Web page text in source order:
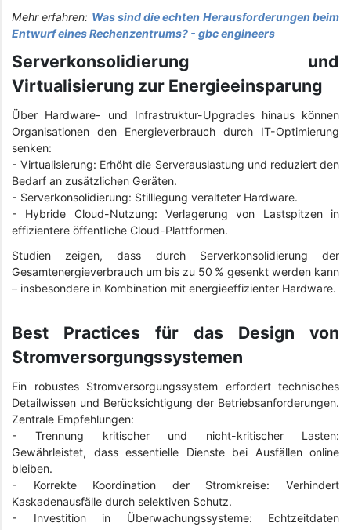
Mehr erfahren: Was sind die echten Herausforderungen beim
Entwurf eines Rechenzentrums? - gbc engineers
Serverkonsolidierung und
Virtualisierung zur Energieeinsparung
Über Hardware- und Infrastruktur-Upgrades hinaus können
Organisationen den Energieverbrauch durch IT-Optimierung
senken:
- Virtualisierung: Erhöht die Serverauslastung und reduziert den
Bedarf an zusätzlichen Geräten.
- Serverkonsolidierung: Stilllegung veralteter Hardware.
- Hybride Cloud-Nutzung: Verlagerung von Lastspitzen in
effizientere öffentliche Cloud-Plattformen.
Studien zeigen, dass durch Serverkonsolidierung der
Gesamtenergieverbrauch um bis zu 50 % gesenkt werden kann
– insbesondere in Kombination mit energieeffizienter Hardware.
Best Practices für das Design von
Stromversorgungssystemen
Ein robustes Stromversorgungssystem erfordert technisches
Detailwissen und Berücksichtigung der Betriebsanforderungen.
Zentrale Empfehlungen:
- Trennung kritischer und nicht-kritischer Lasten:
Gewährleistet, dass essentielle Dienste bei Ausfällen online
bleiben.
- Korrekte Koordination der Stromkreise: Verhindert
Kaskadenausfälle durch selektiven Schutz.
- Investition in Überwachungssysteme: Echtzeitdaten